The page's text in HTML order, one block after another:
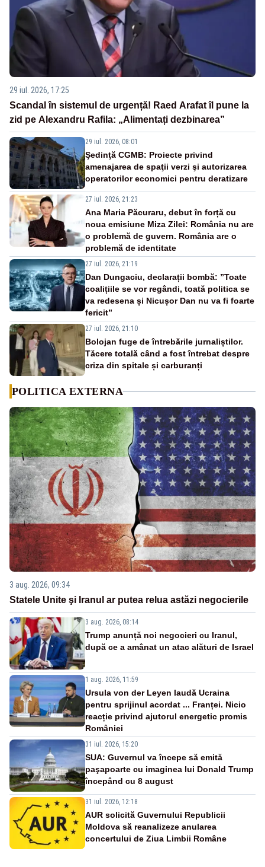
29 iul. 2026, 17:25
Scandal în sistemul de urgență! Raed Arafat îl pune la
zid pe Alexandru Rafila: „Alimentați dezbinarea”
29 iul. 2026, 08:01
Şedinţă CGMB: Proiecte privind
amenajarea de spaţii verzi şi autorizarea
operatorilor economici pentru deratizare
27 iul. 2026, 21:23
Ana Maria Păcuraru, debut în forță cu
noua emisiune Miza Zilei: România nu are
o problemă de guvern. România are o
problemă de identitate
27 iul. 2026, 21:19
Dan Dungaciu, declarații bombă: ”Toate
coalițiile se vor regândi, toată politica se
va redesena și Nicușor Dan nu va fi foarte
fericit”
27 iul. 2026, 21:10
Bolojan fuge de întrebările jurnaliștilor.
Tăcere totală când a fost întrebat despre
criza din spitale și carburanți
POLITICA EXTERNA
3 aug. 2026, 09:34
Statele Unite şi Iranul ar putea relua astăzi negocierile
3 aug. 2026, 08:14
Trump anunță noi negocieri cu Iranul,
după ce a amânat un atac alături de Israel
1 aug. 2026, 11:59
Ursula von der Leyen laudă Ucraina
pentru sprijinul acordat ... Franței. Nicio
reacție privind ajutorul energetic promis
României
31 iul. 2026, 15:20
SUA: Guvernul va începe să emită
paşapoarte cu imaginea lui Donald Trump
începând cu 8 august
31 iul. 2026, 12:18
AUR solicită Guvernului Republicii
Moldova să reanalizeze anularea
concertului de Ziua Limbii Române